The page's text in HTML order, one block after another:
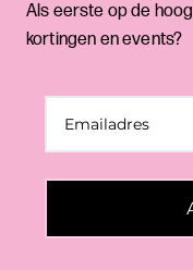
Als eerste op de
kortingen en events?